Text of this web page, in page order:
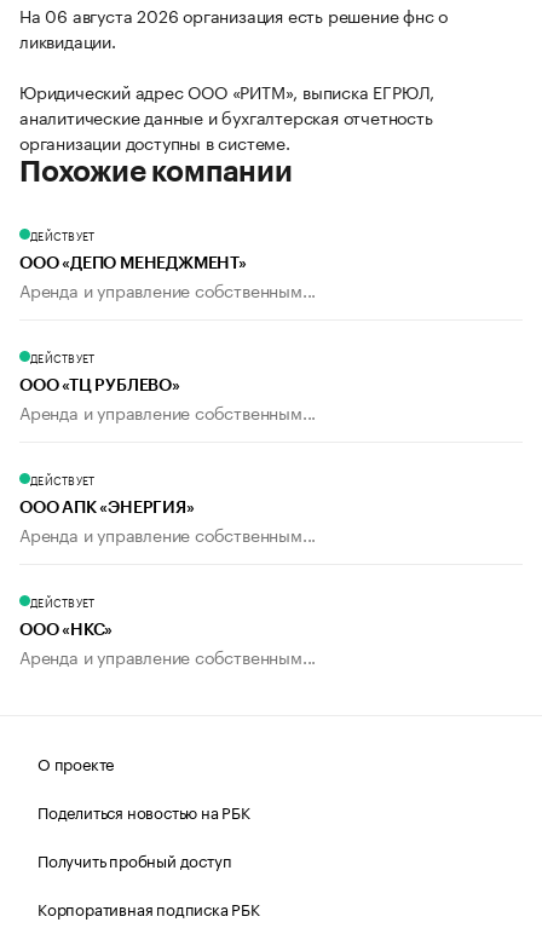
На 06 августа 2026 организация есть решение фнс о
ликвидации.
Юридический адрес ООО «РИТМ», выписка ЕГРЮЛ,
аналитические данные и бухгалтерская отчетность
организации доступны в системе.
Похожие компании
ДЕЙСТВУЕТ
ООО «ДЕПО МЕНЕДЖМЕНТ»
Аренда и управление собственным...
ДЕЙСТВУЕТ
ООО «ТЦ РУБЛЕВО»
Аренда и управление собственным...
ДЕЙСТВУЕТ
ООО АПК «ЭНЕРГИЯ»
Аренда и управление собственным...
ДЕЙСТВУЕТ
ООО «НКС»
Аренда и управление собственным...
О проекте
Поделиться новостью на РБК
Получить пробный доступ
Корпоративная подписка РБК